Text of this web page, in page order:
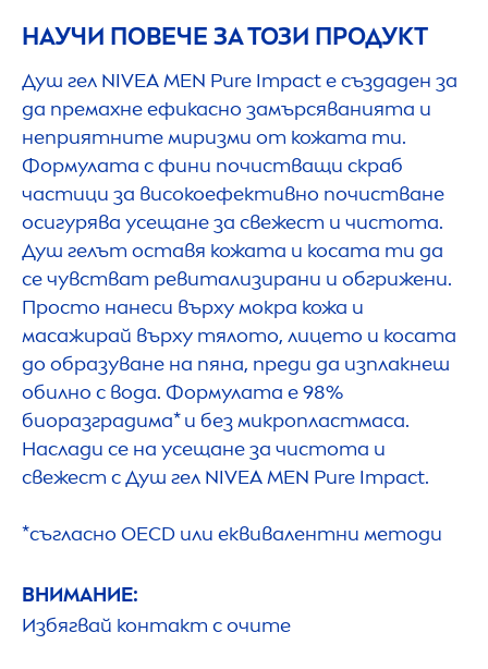
НАУЧИ ПОВЕЧЕ ЗА ТОЗИ ПРОДУКТ
Душ гел NIVEAMEN Pure Impact е създаден за
да премахне ефикасно замърсяванията и
неприятните миризми от кожата ти.
Формулата с фини почистващи скраб
частици за високоефективно почистване
осигурява усещане за свежест и чистота.
Душ гелът оставя кожата и косата ти да
се чувстват ревитализирани и обгрижени.
Просто нанеси върху мокра кожа и
масажирай върху тялото, лицето и косата
до образуване на пяна, преди да изплакнеш
обилно с вода. Формулата е 98%
биоразградима* и без микропластмаса.
Наслади се на усещане за чистота и
свежест с Душ гел NIVEAMEN Pure Impact.
*съгласно OECD или еквивалентни методи
ВНИМАНИЕ:
Избягвай контакт с очите